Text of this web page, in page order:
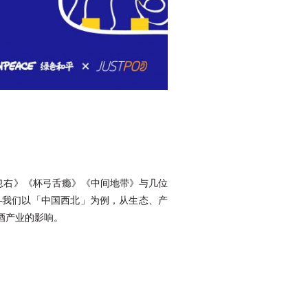
》《杯弓舌瘾》《中间地带》与几位
们以「中国西北」为例，从生态、产
业的影响。